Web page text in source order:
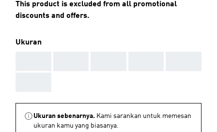
This product is excluded from all promotional
discounts and offers.
Ukuran
Ukuran sebenarnya. Kami sarankan untuk memesan
ukuran kamu yang biasanya.